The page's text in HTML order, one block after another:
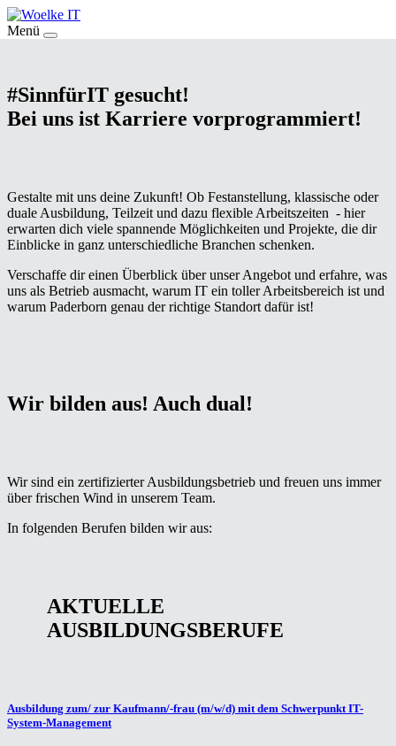
Menü
#SinnfürIT gesucht!
Bei uns ist Karriere vorprogrammiert!
Gestalte mit uns deine Zukunft! Ob Festanstellung, klassische oder
duale Ausbildung, Teilzeit und dazu flexible Arbeitszeiten - hier
erwarten dich viele spannende Möglichkeiten und Projekte, die dir
Einblicke in ganz unterschiedliche Branchen schenken.
Verschaffe dir einen Überblick über unser Angebot und erfahre, was
uns als Betrieb ausmacht, warum IT ein toller Arbeitsbereich ist und
warum Paderborn genau der richtige Standort dafür ist!
Wir bilden aus! Auch dual!
Wir sind ein zertifizierter Ausbildungsbetrieb und freuen uns immer
über frischen Wind in unserem Team.
In folgenden Berufen bilden wir aus:
AKTUELLE
AUSBILDUNGSBERUFE
Ausbildung zum/ zur Kaufmann/-frau (m/w/d) mit dem Schwerpunkt IT-
System-Management